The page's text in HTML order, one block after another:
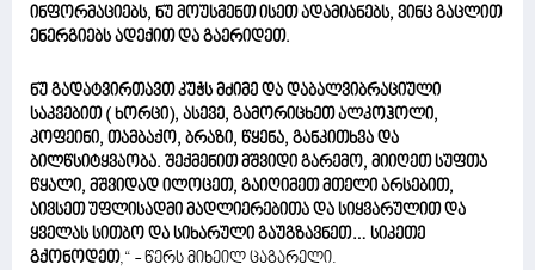
ინფორმაციებს, ნუ მოუსმენთ ისეთ ადამიანებს, ვინც გაცლით
ენერგიებს ადექით და გაერიდეთ.
ნუ გადატვირთავთ კუჭს მძიმე და დაბალვიბრაციული
საკვებით ( ხორცი), ასევე, გამორიცხეთ ალკოჰოლი,
კოფეინი, თამბაქო, ბრაზი, წყენა, განკითხვა და
ბილწსიტყვაობა. შექმენით მშვიდი გარემო, მიიღეთ სუფთა
წყალი, მშვიდად ილოცეთ, გაიღიმეთ მთელი არსებით,
აივსეთ უფლისადმი მადლიერებითა და სიყვარულით და
ყველას სითბო და სიხარული გაუგზავნეთ… სიკეთე
გქონოდეთ,“ - წერს მიხეილ ცაგარელი.